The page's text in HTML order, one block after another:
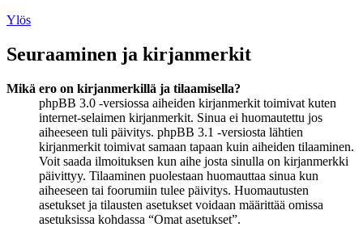
Ylös
Seuraaminen ja kirjanmerkit
Mikä ero on kirjanmerkillä ja tilaamisella?
phpBB 3.0 -versiossa aiheiden kirjanmerkit toimivat kuten
internet-selaimen kirjanmerkit. Sinua ei huomautettu jos
aiheeseen tuli päivitys. phpBB 3.1 -versiosta lähtien
kirjanmerkit toimivat samaan tapaan kuin aiheiden tilaaminen.
Voit saada ilmoituksen kun aihe josta sinulla on kirjanmerkki
päivittyy. Tilaaminen puolestaan huomauttaa sinua kun
aiheeseen tai foorumiin tulee päivitys. Huomautusten
asetukset ja tilausten asetukset voidaan määrittää omissa
asetuksissa kohdassa “Omat asetukset”.